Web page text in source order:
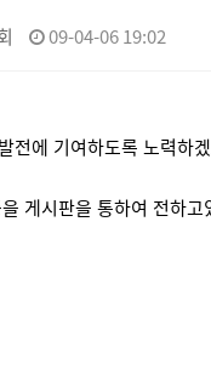
09-04-06 19:02
전에 기여하도록 노력하
게시판을 통하여 전하